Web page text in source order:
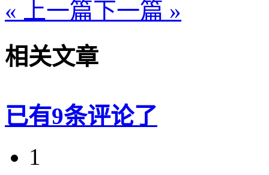
« 上一篇下一篇 »
相关文章
已有9条评论了
1